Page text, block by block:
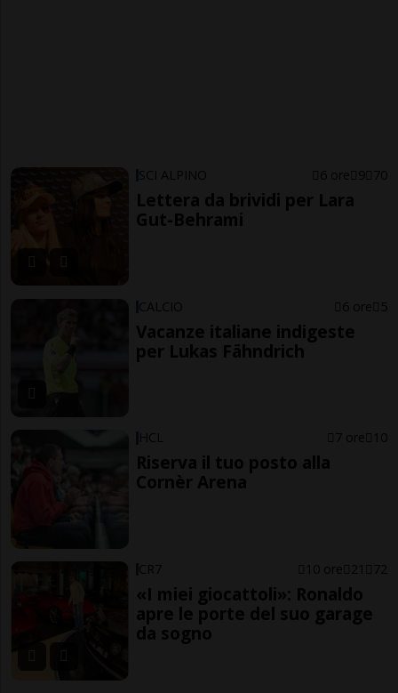
SCI ALPINO 6 ore 9 70
Lettera da brividi per Lara
Gut-Behrami
CALCIO 6 ore 5
Vacanze italiane indigeste
per Lukas Fähndrich
HCL 7 ore 10
Riserva il tuo posto alla
Cornèr Arena
CR7 10 ore 21 72
«I miei giocattoli»: Ronaldo
apre le porte del suo garage
da sogno